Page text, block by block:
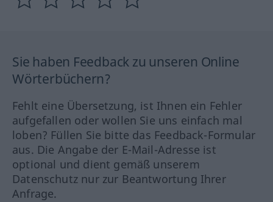
Sie haben Feedback zu unseren Online
Wörterbüchern?
Fehlt eine Übersetzung, ist Ihnen ein Fehler
aufgefallen oder wollen Sie uns einfach mal
loben? Füllen Sie bitte das Feedback-Formular
aus. Die Angabe der E-Mail-Adresse ist
optional und dient gemäß unserem
Datenschutz nur zur Beantwortung Ihrer
Anfrage.